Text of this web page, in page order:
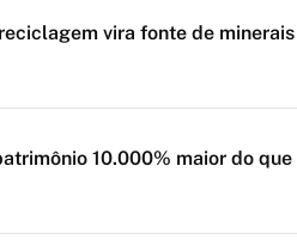
vira fonte de minerais
10.000% maior do que